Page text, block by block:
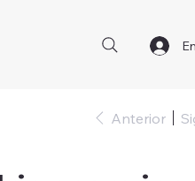
Anterior